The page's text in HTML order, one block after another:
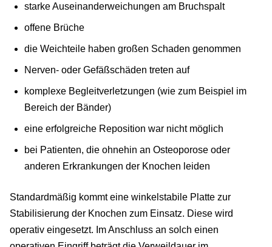
starke Auseinanderweichungen am Bruchspalt
offene Brüche
die Weichteile haben großen Schaden genommen
Nerven- oder Gefäßschäden treten auf
komplexe Begleitverletzungen (wie zum Beispiel im
Bereich der Bänder)
eine erfolgreiche Reposition war nicht möglich
bei Patienten, die ohnehin an Osteoporose oder
anderen Erkrankungen der Knochen leiden
Standardmäßig kommt eine winkelstabile Platte zur
Stabilisierung der Knochen zum Einsatz. Diese wird
operativ eingesetzt. Im Anschluss an solch einen